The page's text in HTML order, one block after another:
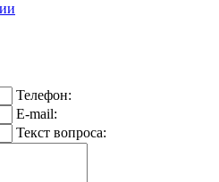
Телефон:
E-mail:
Текст вопроса: